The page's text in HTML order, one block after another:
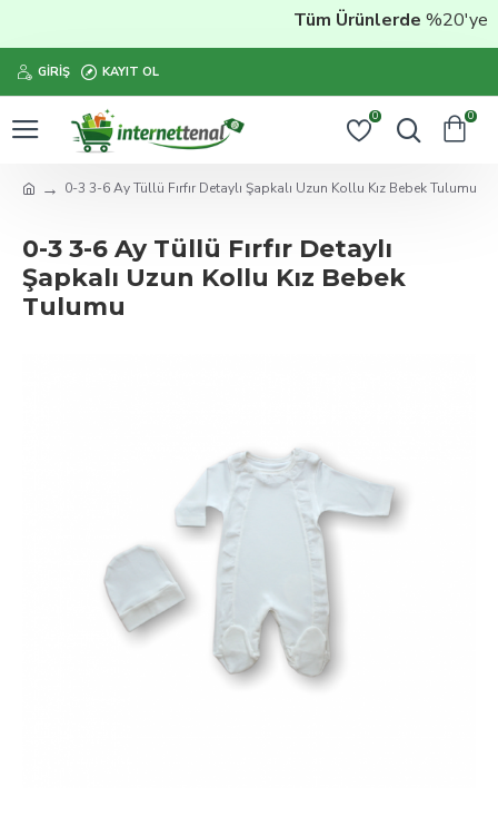
Tüm Ürünlerde%20'ye
GIRIŞ KAYIT OL
0 0
0-3 3-6 Ay Tüllü Fırfır Detaylı Şapkalı Uzun Kollu Kız Bebek Tulumu
0-3 3-6 Ay Tüllü Fırfır Detaylı
Şapkalı Uzun Kollu Kız Bebek
Tulumu